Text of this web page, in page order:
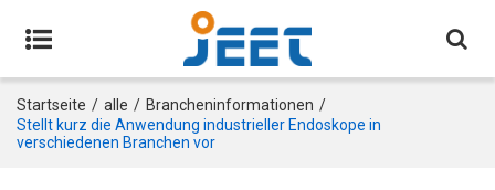
Startseite / alle / Brancheninformationen /
Stellt kurz die Anwendung industrieller Endoskope in
verschiedenen Branchen vor